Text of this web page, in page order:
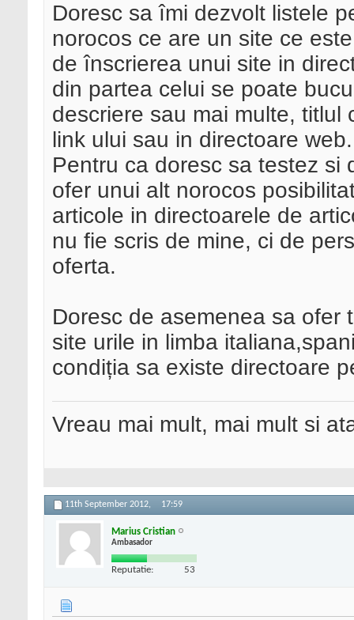
Doresc sa îmi dezvolt listele
norocos ce are un site ce
de înscrierea unui site in
din partea celui se poate
descriere sau mai multe,
link ului sau in directoare web.
Pentru ca doresc sa testez si
ofer unui alt norocos
articole in directoarele de
nu fie scris de mine, ci de
oferta.
Doresc de asemenea sa ofer
site urile in limba
condiția sa existe directoare
Vreau mai mult, mai mult si
11th September 2012, 17:59
Marius Cristian
Ambasador
Reputatie: 53